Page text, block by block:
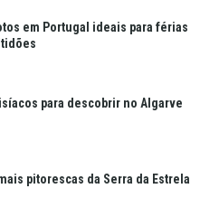
em Portugal ideais para férias
para descobrir no Algarve
pitorescas da Serra da Estrela